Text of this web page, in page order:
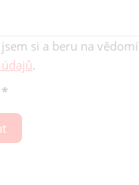
jsem si a beru na vědomí
.
*